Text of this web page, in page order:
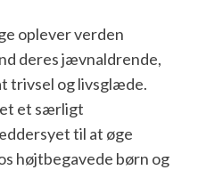
oplever verden
deres jævnaldrende,
trivsel og livsglæde.
et særligt
til at øge
højtbegavede børn og